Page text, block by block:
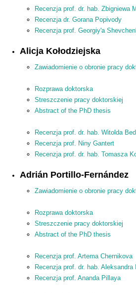
Recenzja prof. dr. hab. Zbigniewa
Recenzja dr. Gorana Popivody
Recenzja prof. Georgiy'a
Alicja Kołodziejska
Zawiadomienie o obronie pracy
Rozprawa doktorska
Streszczenie pracy doktorskiej
Abstract of the PhD thesis
Recenzja prof. dr. hab. Witolda
Recenzja prof. Niny Gantert
Recenzja prof. dr. hab. Tomasza
Adrián Portillo-Fernández
Zawiadomienie o obronie pracy
Rozprawa doktorska
Streszczenie pracy doktorskiej
Abstract of the PhD thesis
Recenzja prof. Artema Chernikova
Recenzja prof. dr. hab. Aleksandra
Recenzja prof. Ananda Pillaya